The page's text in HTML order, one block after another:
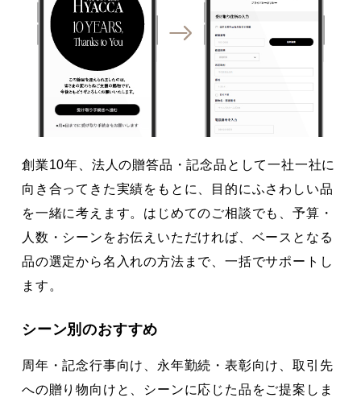
創業10年、法人の贈答品・記念品として一社一社に
向き合ってきた実績をもとに、目的にふさわしい品
を一緒に考えます。はじめてのご相談でも、予算・
人数・シーンをお伝えいただければ、ベースとなる
品の選定から名入れの方法まで、一括でサポートし
ます。
シーン別のおすすめ
周年・記念行事向け、永年勤続・表彰向け、取引先
への贈り物向けと、シーンに応じた品をご提案しま